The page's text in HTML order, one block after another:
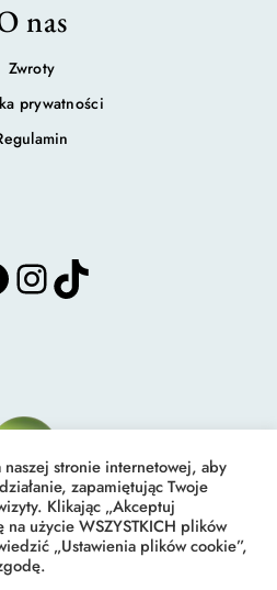
Edyta Gelo
i Kosmetyka
nas
Zwroty
prywatności
In
r
a
m
T
i
stronie internetowej, aby
zapamiętując Twoje
Klikając „Akceptuj
na użycie WSZYSTKICH plików
„Ustawienia plików cookie”,